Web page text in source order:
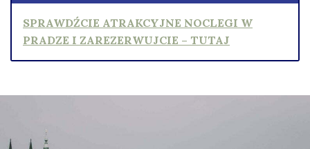
SPRAWDŹCIE ATRAKCYJNE NOCLEGI W
PRADZE I ZAREZERWUJCIE – TUTAJ